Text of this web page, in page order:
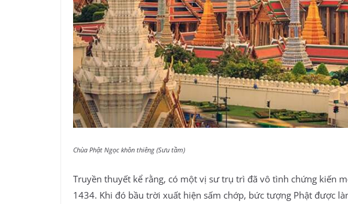
Chùa Phật Ngọc khôn thiêng (Sưu tầm)
Truyền thuyết kể rằng, có một vị sư trụ trì đã vô tình chứng kiến
1434. Khi đó bầu trời xuất hiện sấm chớp, bức tượng Phật được